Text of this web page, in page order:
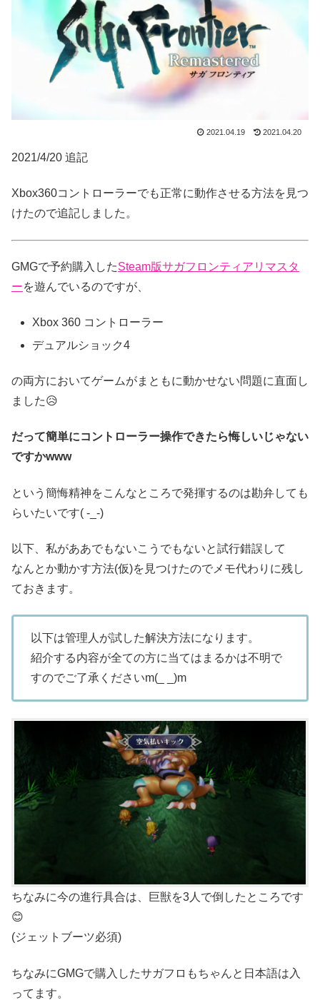
2021.04.19 2021.04.20
2021/4/20 追記
Xbox360コントローラーでも正常に動作させる方法を見つ
けたので追記しました。
GMGで予約購入したSteam版サガフロンティアリマスタ
ーを遊んでいるのですが、
Xbox 360 コントローラー
デュアルショック4
の両方においてゲームがまともに動かせない問題に直面し
ました😥
だって簡単にコントローラー操作できたら悔しいじゃない
ですかwww
という簡悔精神をこんなところで発揮するのは勘弁しても
らいたいです( -_-)
以下、私がああでもないこうでもないと試行錯誤して
なんとか動かす方法(仮)を見つけたのでメモ代わりに残し
ておきます。
以下は管理人が試した解決方法になります。
紹介する内容が全ての方に当てはまるかは不明で
すのでご了承くださいm(_ _)m
ちなみに今の進行具合は、巨獣を3人で倒したところです
😊
(ジェットブーツ必須)
ちなみにGMGで購入したサガフロもちゃんと日本語は入
ってます。